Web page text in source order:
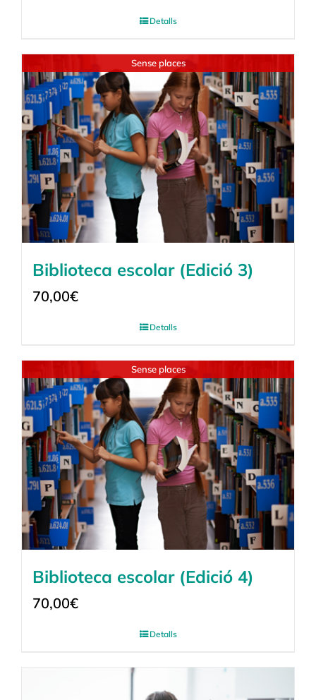
Detalls
Sense places
Biblioteca escolar (Edició 3)
70,00€
Detalls
Sense places
Biblioteca escolar (Edició 4)
70,00€
Detalls